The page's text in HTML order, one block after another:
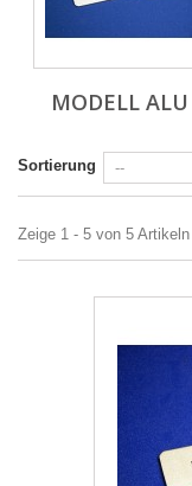
MODELL ALU
Sortierung
Zeige 1 - 5 von 5 Artikeln